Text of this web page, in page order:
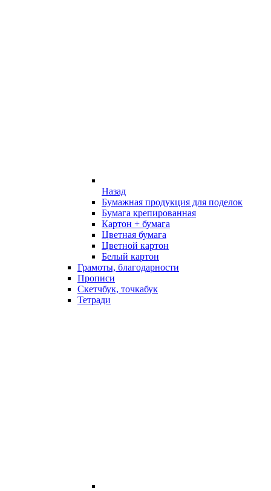
Назад
Бумажная продукция для поделок
Бумага крепированная
Картон + бумага
Цветная бумага
Цветной картон
Белый картон
Грамоты, благодарности
Прописи
Скетчбук, точкабук
Тетради